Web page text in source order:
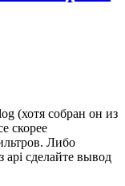
(хотя собран он из
скорее
Либо
api сделайте вывод